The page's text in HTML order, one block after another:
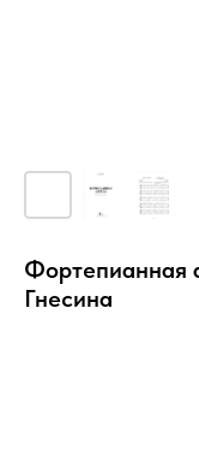
Фортепианная
Гнесина